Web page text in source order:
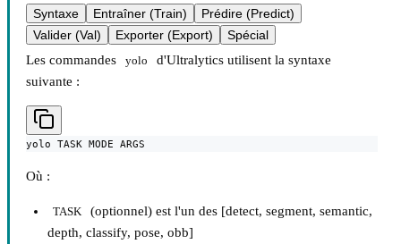
Syntaxe
Entraîner (Train)
Prédire (Predict)
Valider (Val)
Exporter (Export)
Spécial
Les commandes
yolo
d'Ultralytics utilisent la syntaxe
suivante :
yolo TASK MODE ARGS
Où :
TASK
(optionnel) est l'un des [detect, segment, semantic,
depth, classify, pose, obb]